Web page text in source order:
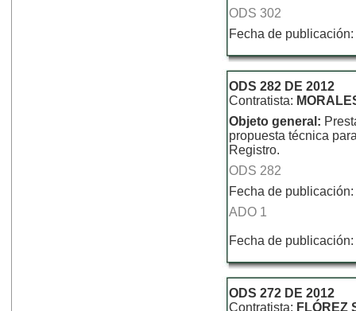
ODS 302
Fecha de
ODS 282 DE 2012
Contratista:
Objeto general:
propuesta técnica
Registro.
ODS 282
Fecha de
ADO 1
Fecha de
ODS 272 DE 2012
Contratista: FLÓREZ